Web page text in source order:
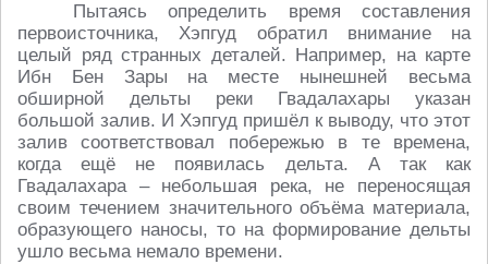
Пытаясь определить время составления
первоисточника, Хэпгуд обратил внимание на
целый ряд странных деталей. Например, на карте
Ибн Бен Зары на месте нынешней весьма
обширной дельты реки Гвадалахары указан
большой залив. И Хэпгуд пришёл к выводу, что этот
залив соответствовал побережью в те времена,
когда ещё не появилась дельта. А так как
Гвадалахара – небольшая река, не переносящая
своим течением значительного объёма материала,
образующего наносы, то на формирование дельты
ушло весьма немало времени.